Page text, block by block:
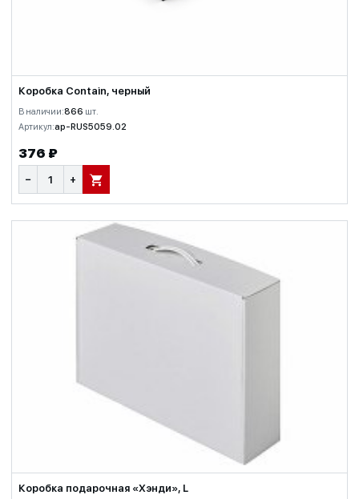
Коробка Contain, черный
В наличии:866 шт.
Артикул:ap-RUS5059.02
376 ₽
− + В КОРЗИНУ
Коробка подарочная «Хэнди», L